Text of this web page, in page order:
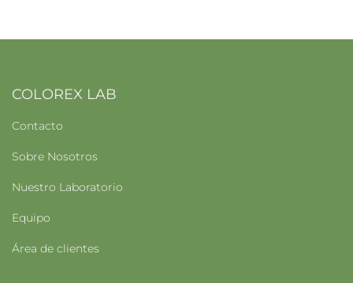
COLOREX LAB
Contacto
Sobre Nosotros
Nuestro Laboratorio
Equipo
Área de clientes